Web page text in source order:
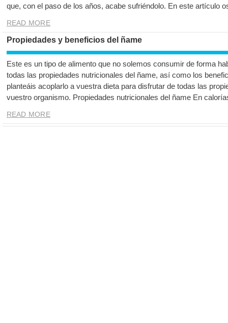
que, con el paso de los años, acabe sufriéndolo. En este artículo
READ MORE
Propiedades y beneficios del ñame
Este es un tipo de alimento que no solemos consumir de forma
todas las propiedades nutricionales del ñame, así como los
planteáis acoplarlo a vuestra dieta para disfrutar de todas las
vuestro organismo. Propiedades nutricionales del ñame En
READ MORE